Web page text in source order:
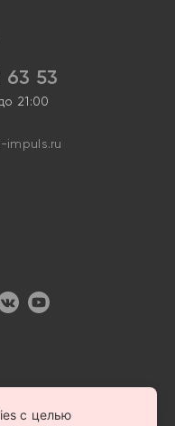
53
21:00
impuls.ru
с целью